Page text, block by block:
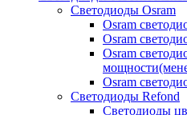
Светодиоды Osram
Osram
Osram
Osram
Osram
Светодиоды Refond
Светодиоды